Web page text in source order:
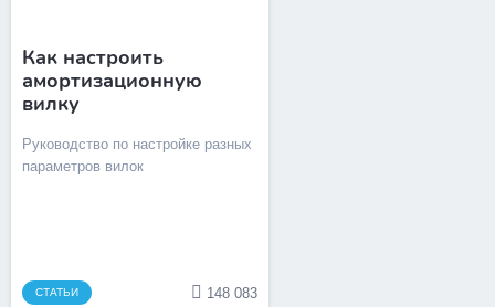
Как настроить
амортизационную
вилку
Руководство по настройке разных
параметров вилок
СТАТЬИ 148 083